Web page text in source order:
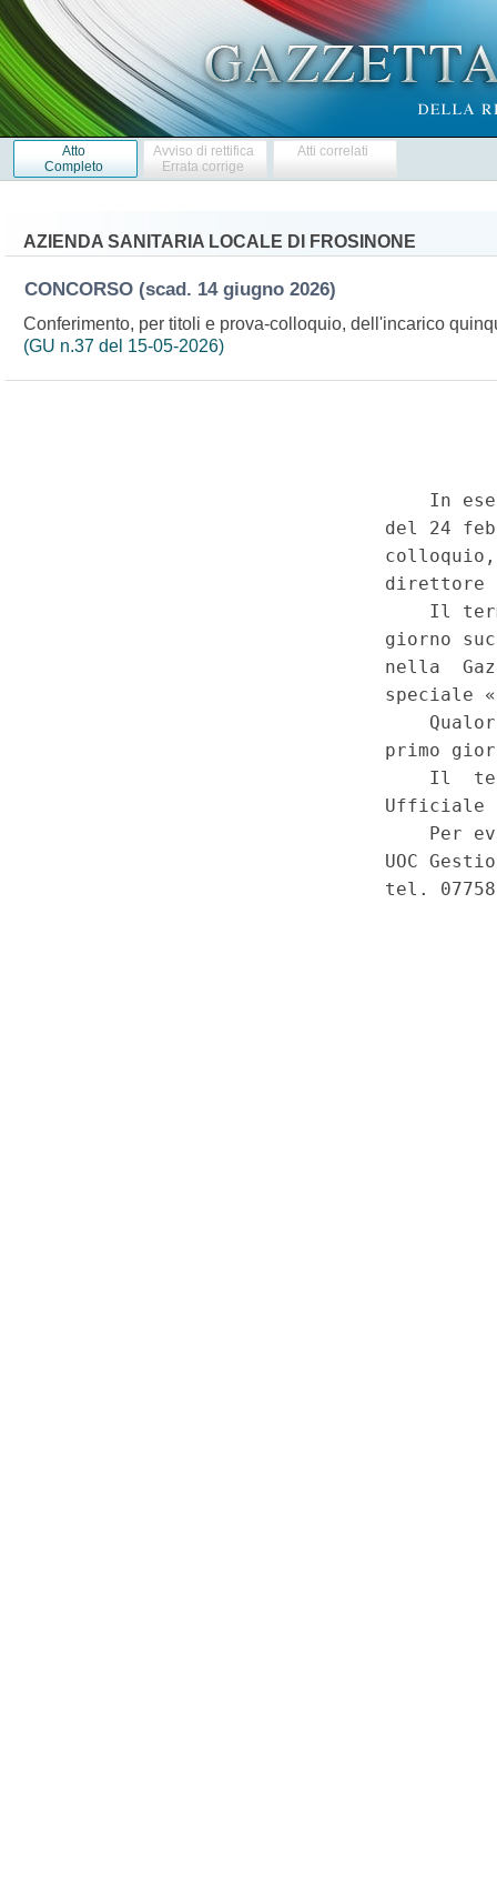
Atto
Completo
Avviso di rettifica
Errata corrige
Atti correlati
AZIENDA SANITARIA LOCALE DI FROSINONE
CONCORSO (scad. 14 giugno 2026)
Conferimento, per titoli e prova-colloquio, dell'incarico
(GU n.37 del 15-05-2026)